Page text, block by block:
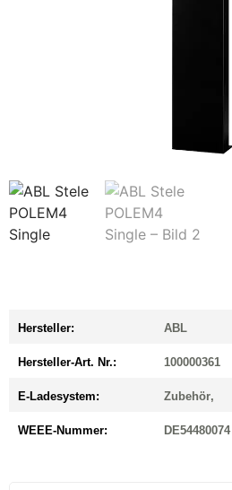
Hersteller: ABL
Hersteller-Art. Nr.: 100000361
E-Ladesystem: Zubehör,
WEEE-Nummer: DE54480074